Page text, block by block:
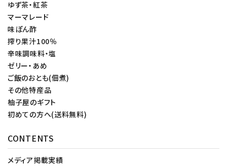
ゆず茶・紅茶
マーマレード
味ぽん酢
搾り果汁100％
辛味調味料・塩
ゼリー・あめ
ご飯のおとも(佃煮)
その他特産品
柚子屋のギフト
初めての方へ(送料無料)
CONTENTS
メディア掲載実績